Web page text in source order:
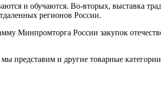
и обучаются. Во-вторых, выставка
регионов России.
Минпромторга России закупок
и другие товарные